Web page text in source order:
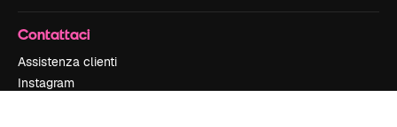
Contattaci
Assistenza clienti
Instagram